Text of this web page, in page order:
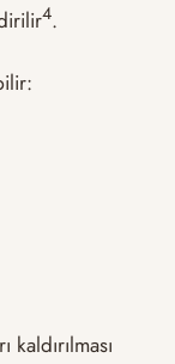
​4​.